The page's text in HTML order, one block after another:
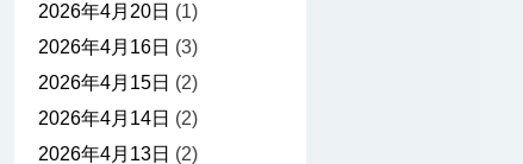
2026年4月20日 (1)
2026年4月16日 (3)
2026年4月15日 (2)
2026年4月14日 (2)
2026年4月13日 (2)